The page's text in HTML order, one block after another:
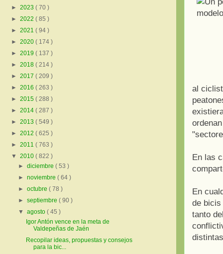
al
En las
En
de bicis
tanto
► 2023 ( 70 )
► 2022 ( 85 )
► 2021 ( 94 )
► 2020 ( 174 )
► 2019 ( 137 )
► 2018 ( 214 )
► 2017 ( 209 )
► 2016 ( 263 )
► 2015 ( 288 )
► 2014 ( 287 )
► 2013 ( 549 )
► 2012 ( 625 )
► 2011 ( 763 )
▼ 2010 ( 822 )
►diciembre( 53 )
►noviembre( 64 )
►octubre( 78 )
►septiembre( 90 )
▼agosto( 45 )
Igor Antón vence en la meta de
Valdepeñas de Jaén
Recopilar ideas, propuestas y consejos
para la bic...